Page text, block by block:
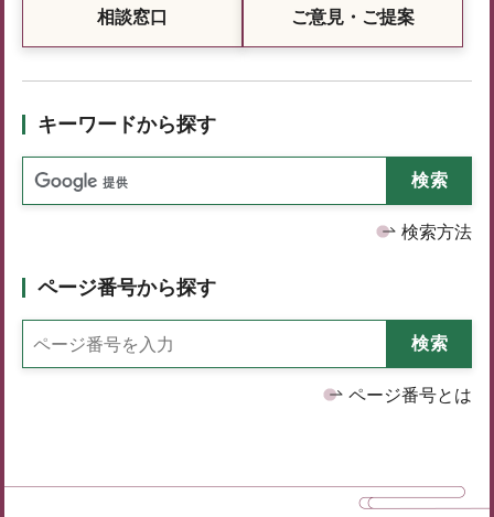
相談窓口 ご意見・ご提案
キーワードから探す
検索方法
ページ番号から探す
ページ番号とは